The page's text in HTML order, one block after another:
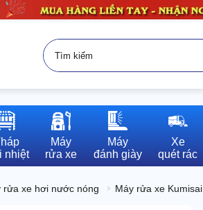
nhiệt
Máy
rửa xe
Máy
đánh giày
Xe
quét rác
rửa xe hơi nước nóng Máy rửa xe Kumisai